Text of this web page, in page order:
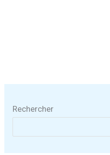
Rechercher